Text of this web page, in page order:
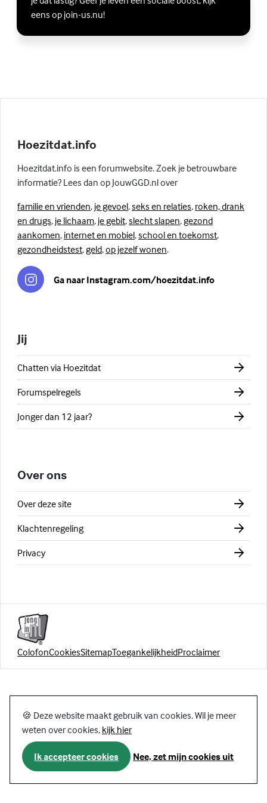
eens op join-us.nu!
Hoezitdat.info
Hoezitdat.info is een forumwebsite. Zoek je betrouwbare
informatie? Lees dan op JouwGGD.nl over
familie en vrienden, je gevoel,seks en relaties, roken, drank
en drugs, je lichaam, je gebit,slecht slapen,gezond
aankomen, internet en mobiel,school en toekomst,
gezondheidstest,geld,op jezelf wonen.
Ga naar Instagram.com/hoezitdat.info
Jij
Chatten via Hoezitdat
Forumspelregels
Jonger dan 12 jaar?
Over ons
Over deze site
Klachtenregeling
Privacy
ColofonCookiesSitemapToegankelijkheidProclaimer
🍪 Deze website maakt gebruik van cookies. Wil je meer
weten over cookies, kijk hier
Ik accepteer cookies Nee, zet mijn cookies uit